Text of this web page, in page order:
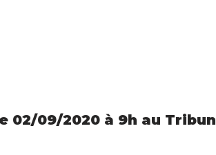
02/09/2020 à 9h au